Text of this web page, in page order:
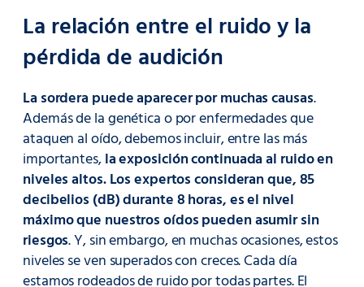
La relación entre el ruido y la
pérdida de audición
La sordera puede aparecer por muchas causas.
Además de la genética o por enfermedades que
ataquen al oído, debemos incluir, entre las más
importantes,la exposición continuada al ruido en
niveles altos. Los expertos consideran que, 85
decibelios (dB) durante 8 horas, es el nivel
máximo que nuestros oídos pueden asumir sin
riesgos. Y, sin embargo, en muchas ocasiones, estos
niveles se ven superados con creces. Cada día
estamos rodeados de ruido por todas partes. El